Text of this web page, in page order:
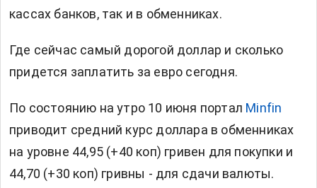
кассах банков, так и в обменниках.
Где сейчас самый дорогой доллар и сколько
придется заплатить за евро сегодня.
По состоянию на утро 10 июня портал Minfin
приводит средний курс доллара в обменниках
на уровне 44,95 (+40 коп) гривен для покупки и
44,70 (+30 коп) гривны - для сдачи валюты.